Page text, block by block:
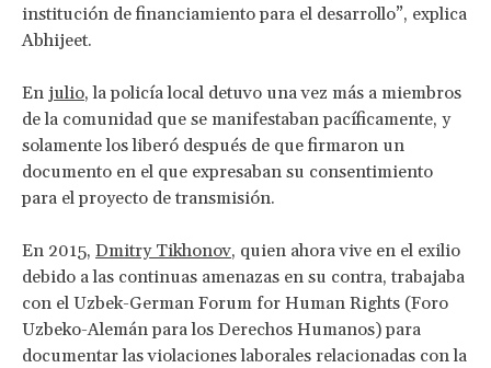
institución de financiamiento para el desarrollo”, explica
Abhijeet.
En julio, la policía local detuvo una vez más a miembros
de la comunidad que se manifestaban pacíficamente, y
solamente los liberó después de que firmaron un
documento en el que expresaban su consentimiento
para el proyecto de transmisión.
En 2015, Dmitry Tikhonov, quien ahora vive en el exilio
debido a las continuas amenazas en su contra, trabajaba
con el Uzbek-German Forum for Human Rights (Foro
Uzbeko-Alemán para los Derechos Humanos) para
documentar las violaciones laborales relacionadas con la